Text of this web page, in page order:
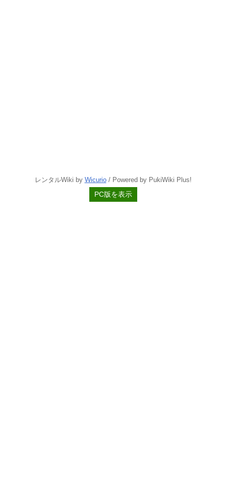
レンタルWiki by Wicurio/ Powered by PukiWiki Plus!
PC版を表示